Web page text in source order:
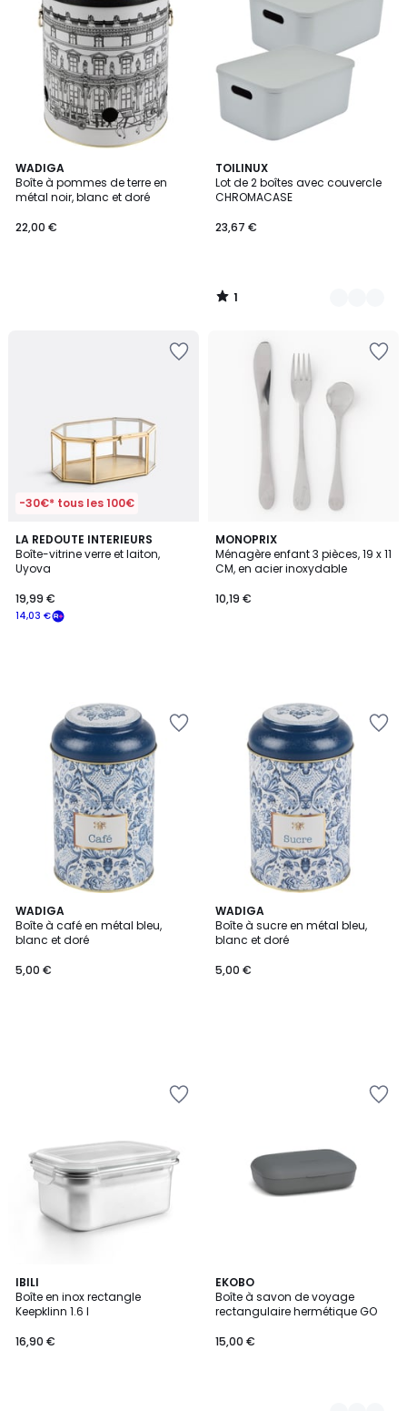
WADIGA
Boîte à pommes de terre en
métal noir, blanc et doré
22,00 €
TOILINUX
Lot de 2 boîtes avec couvercle
CHROMACASE
23,67 €
1
/
5
2
Couleurs
1
/
-30€* tous les 100€
LA REDOUTE INTERIEURS
Boîte-vitrine verre et laiton,
Uyova
14,03 €
19,99 €
MONOPRIX
Ménagère enfant 3 pièces, 19 x 11
CM, en acier inoxydable
10,19 €
WADIGA
Boîte à café en métal bleu,
blanc et doré
5,00 €
WADIGA
Boîte à sucre en métal bleu,
blanc et doré
5,00 €
IBILI
Boîte en inox rectangle
Keepklinn 1.6 l
16,90 €
EKOBO
Boîte à savon de voyage
rectangulaire hermétique GO
15,00 €
3
Couleurs